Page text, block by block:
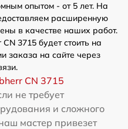
опытом - от 5 лет. На
расширенную
в качестве наших работ.
3715 будет стоить на
заказа на сайте через
CN 3715
не требует
и сложного
мастер привезет